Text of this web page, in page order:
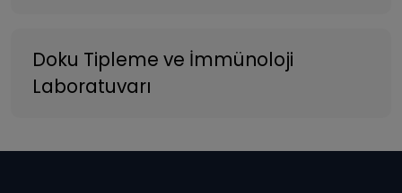
Doku Tipleme ve İmmünoloji
Laboratuvarı